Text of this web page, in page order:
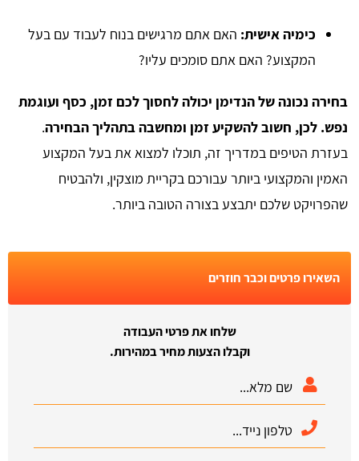
כימיה אישית: האם אתם מרגישים בנוח לעבוד עם בעל
המקצוע? האם אתם סומכים עליו?
בחירה נכונה של הנדימן יכולה לחסוך לכם זמן, כסף ועוגמת
נפש. לכן, חשוב להשקיע זמן ומחשבה בתהליך הבחירה.
בעזרת הטיפים במדריך זה, תוכלו למצוא את בעל המקצוע
האמין והמקצועי ביותר עבורכם בקריית מוצקין, ולהבטיח
שהפרויקט שלכם יתבצע בצורה הטובה ביותר.
השאירו פרטים וכבר חוזרים
שלחו את פרטי העבודה
וקבלו הצעות מחיר במהירות.